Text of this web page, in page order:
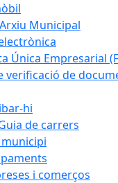
Municipal
Única Empresarial
verificació de
hi
de carrers
i comerços